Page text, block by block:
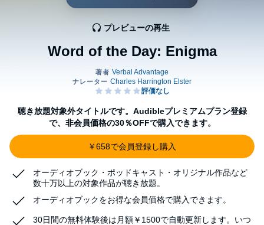
Word of the Day: Enigma
プレビューの再生
聴き放題対象外タイトルです。Audibleプレミアムプラン登録
で、非会員価格の30％OFFで購入できます。
￥658で会員登録し購入
オーディオブック・ポッドキャスト・オリジナル作品など
数十万以上の対象作品が聴き放題。
オーディオブックをお得な会員価格で購入できます。
30日間の無料体験後は月額￥1500で自動更新します。いつ